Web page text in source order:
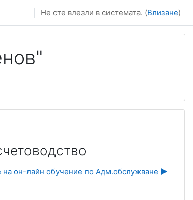
Не сте влезли в системата. (Влизане)
на он-лайн обучение по Адм.обслужване ▶︎